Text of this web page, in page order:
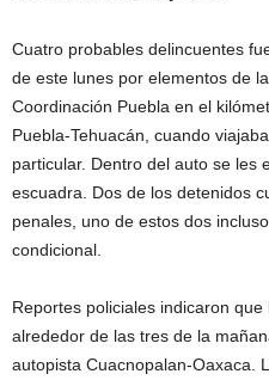
Cuatro probables delincuentes
de este lunes por elementos de
Coordinación Puebla en el
Puebla-Tehuacán, cuando
particular. Dentro del auto se les
escuadra. Dos de los detenidos
penales, uno de estos dos
condicional.
Reportes policiales indicaron
alrededor de las tres de la
autopista Cuacnopalan-Oaxaca.